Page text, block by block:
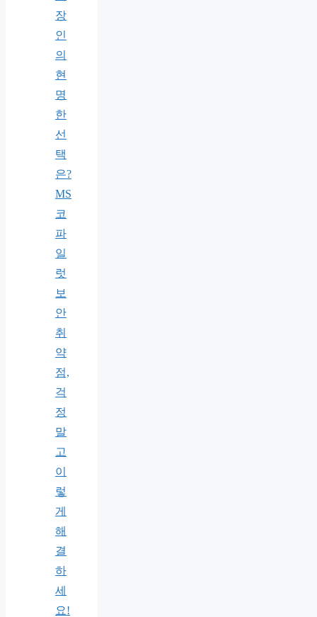
장
인
의
현
명
한
선
택
은?
MS
코
파
일
럿
보
안
취
약
점,
걱
정
말
고
이
렇
게
해
결
하
세
요!